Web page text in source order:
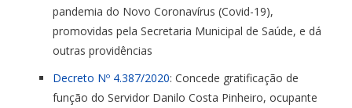
pandemia do Novo Coronavírus (Covid-19),
promovidas pela Secretaria Municipal de Saúde, e dá
outras providências
Decreto Nº 4.387/2020: Concede gratificação de
função do Servidor Danilo Costa Pinheiro, ocupante